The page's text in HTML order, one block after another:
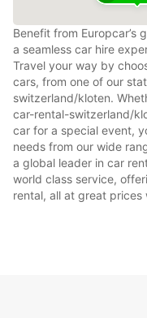
Benefit from Europcar’s
a seamless car hire
Travel your way by
cars, from one of our
switzerland/kloten.
car-rental-switzerland/
car for a special event,
needs from our wide
a global leader in car
world class service,
rental, all at great